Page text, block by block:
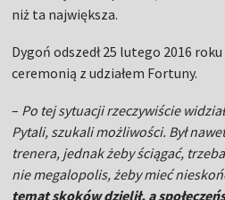
nie megalopolis, żeby mieć
ręce; sprawdza, na co się wydaje
studiuję, do 2018 jestem na
jasne, że aby dziś ruszyć tu skoki,
małych skoczni. Ale to też kosztuje.